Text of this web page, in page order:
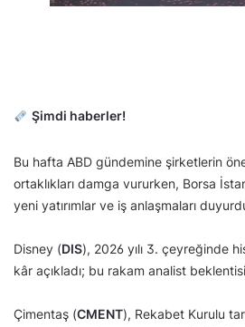
Şimdi haberler!
Bu hafta ABD gündemine şirketlerin
ortaklıkları damga vururken, Borsa
yeni yatırımlar ve iş anlaşmaları
Disney (DIS), 2026 yılı 3. çeyreğinde
kâr açıkladı; bu rakam analist
Çimentaş (CMENT), Rekabet Kurulu